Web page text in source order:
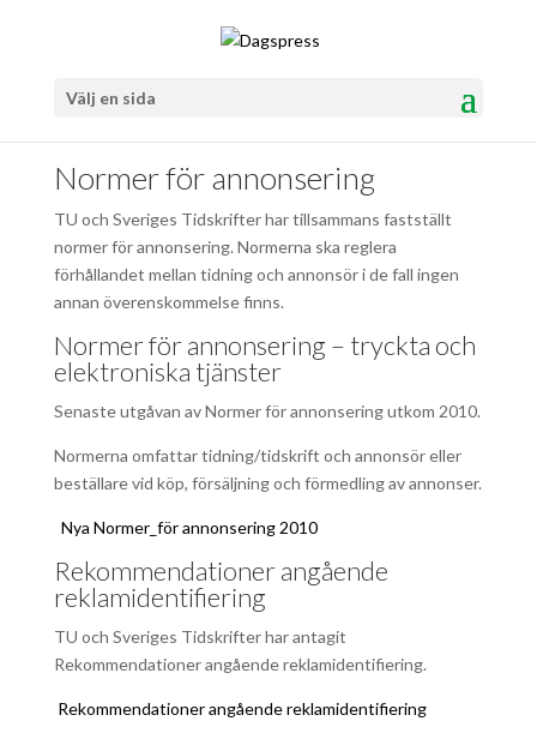
Välj en sida
Normer för annonsering
TU och Sveriges Tidskrifter har tillsammans fastställt
normer för annonsering. Normerna ska reglera
förhållandet mellan tidning och annonsör i de fall ingen
annan överenskommelse finns.
Normer för annonsering – tryckta och
elektroniska tjänster
Senaste utgåvan av Normer för annonsering utkom 2010.
Normerna omfattar tidning/tidskrift och annonsör eller
beställare vid köp, försäljning och förmedling av annonser.
Nya Normer_för annonsering 2010
Rekommendationer angående
reklamidentifiering
TU och Sveriges Tidskrifter har antagit
Rekommendationer angående reklamidentifiering.
Rekommendationer angående reklamidentifiering